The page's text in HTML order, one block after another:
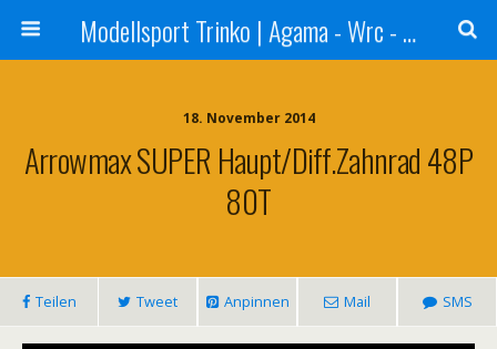
Modellsport Trinko | Agama - Wrc - Reds - Sweep - Xceed - Serpent - Ufra Tyres - Matrix Racing Tyres
18. November 2014
Arrowmax SUPER Haupt/Diff.zahnrad 48P
80T
Teilen Tweet Anpinnen Mail SMS